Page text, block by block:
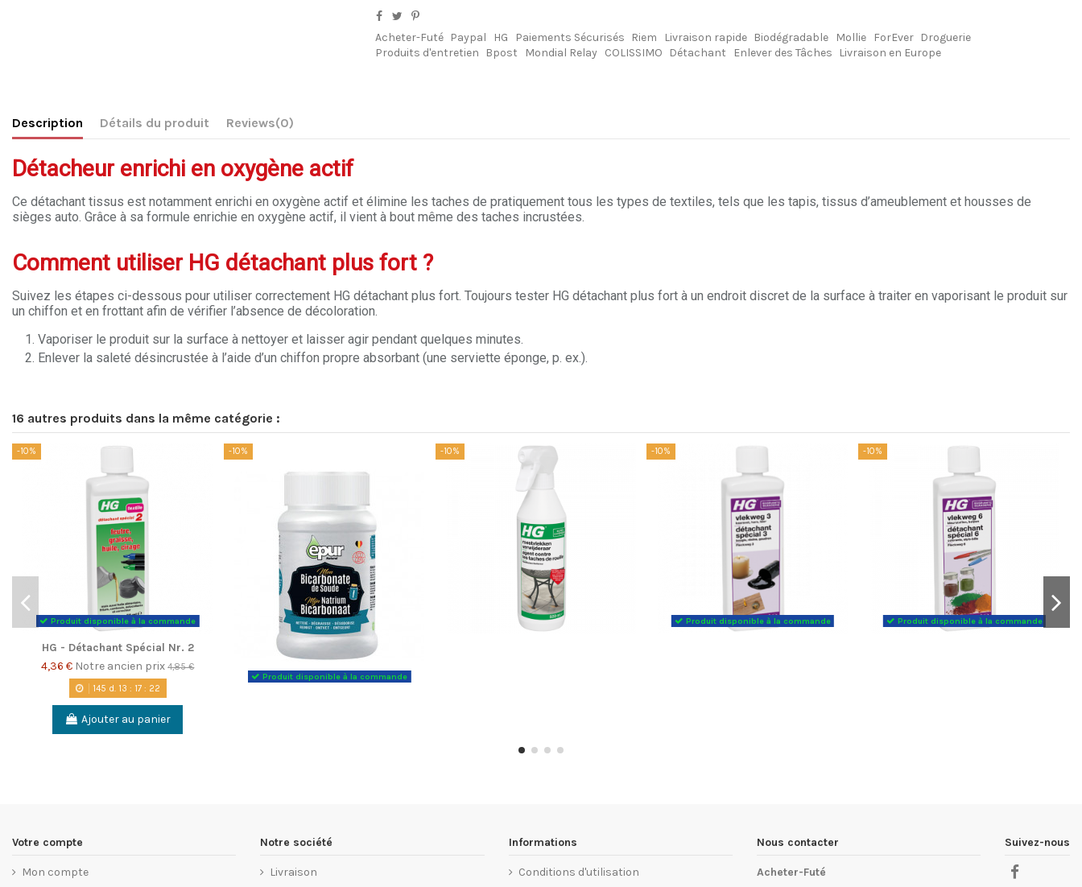
Acheter-Futé Paypal HG Paiements Sécurisés Riem Livraison rapide Biodégradable Mollie ForEver
Droguerie
Produits d'entretien
Bpost Mondial Relay COLISSIMO Détachant Enlever des Tâches Livraison en Europe
Description Détails du produit Reviews(0)
Détacheur enrichi en oxygène actif
Ce détachant tissus est notamment enrichi en oxygène actif et élimine les taches de pratiquement tous les types de textiles, tels que les tapis, tissus d’ameublement et housses de
sièges auto. Grâce à sa formule enrichie en oxygène actif, il vient à bout même des taches incrustées.
Comment utiliser HG détachant plus fort ?
Suivez les étapes ci-dessous pour utiliser correctement HG détachant plus fort. Toujours tester HG détachant plus fort à un endroit discret de la surface à traiter en vaporisant le produit sur
un chiffon et en frottant afin de vérifier l’absence de décoloration.
Vaporiser le produit sur la surface à nettoyer et laisser agir pendant quelques minutes.
Enlever la saleté désincrustée à l’aide d’un chiffon propre absorbant (une serviette éponge, p. ex.).
16 autres produits dans la même catégorie :
-10%
Produit disponible à la commande
HG - Détachant Spécial Nr. 2
4,36 € Notre ancien prix4,85 €
145 d. 13 : 17: 22
Ajouter au panier
-10%
Produit disponible à la commande
-10% -10%
Produit disponible à la commande
-10%
Produit disponible à la commande
Votre compte
Mon compte
Notre société
Livraison
Informations
Conditions d'utilisation
Nous contacter
Acheter-Futé
Suivez-nous